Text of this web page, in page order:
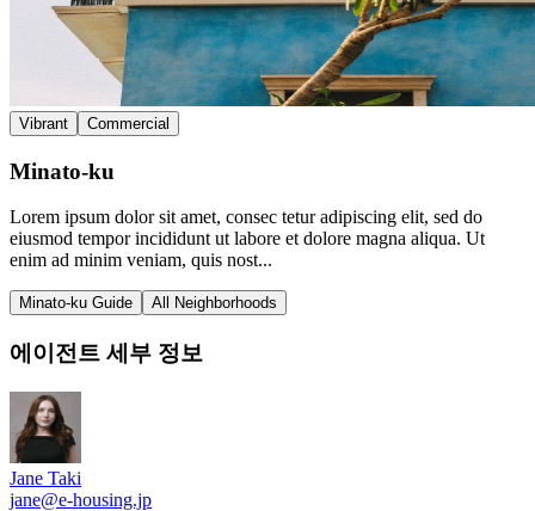
Vibrant Commercial
Minato-ku
Lorem ipsum dolor sit amet, consec tetur adipiscing elit, sed do
eiusmod tempor incididunt ut labore et dolore magna aliqua. Ut
enim ad minim veniam, quis nost...
Minato-ku Guide All Neighborhoods
에이전트 세부 정보
Jane Taki
jane@e-housing.jp